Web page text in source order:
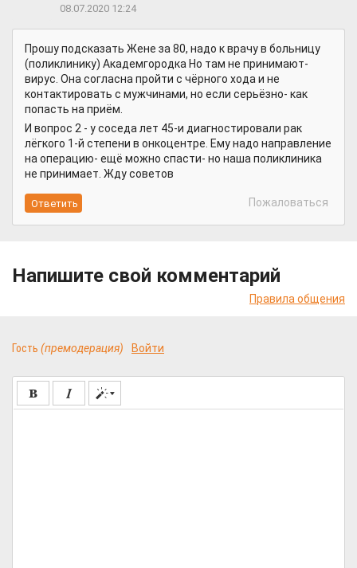
08.07.2020 12:24
Прошу подсказать Жене за 80, надо к врачу в больницу
(поликлинику) Академгородка Но там не принимают-
вирус. Она согласна пройти с чёрного хода и не
контактировать с мужчинами, но если серьёзно- как
попасть на приём.
И вопрос 2 - у соседа лет 45-и диагностировали рак
лёгкого 1-й степени в онкоцентре. Ему надо направление
на операцию- ещё можно спасти- но наша поликлиника
не принимает. Жду советов
Пожаловаться
Напишите свой комментарий
Правила общения
Гость (премодерация) Войти